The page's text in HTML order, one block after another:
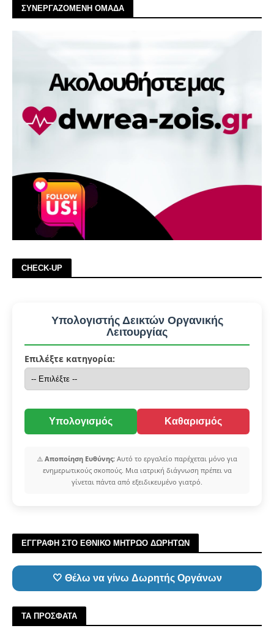
ΣΥΝΕΡΓΑΖΟΜΕΝΗ ΟΜΑΔΑ
CHECK-UP
Υπολογιστής Δεικτών Οργανικής
Λειτουργίας
Επιλέξτε κατηγορία:
Υπολογισμός Καθαρισμός
⚠️ Αποποίηση Ευθύνης: Αυτό το εργαλείο παρέχεται μόνο για
ενημερωτικούς σκοπούς. Μια ιατρική διάγνωση πρέπει να
γίνεται πάντα από εξειδικευμένο γιατρό.
ΕΓΓΡΑΦΗ ΣΤΟ ΕΘΝΙΚΟ ΜΗΤΡΩΟ ΔΩΡΗΤΩΝ
🤍 Θέλω να γίνω Δωρητής Οργάνων
ΤΑ ΠΡΟΣΦΑΤΑ